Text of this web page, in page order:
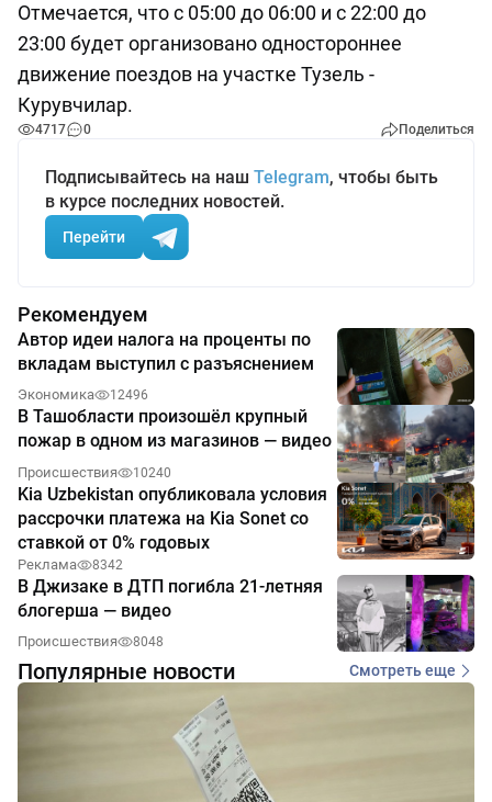
Отмечается, что с 05:00 до 06:00 и с 22:00 до
23:00 будет организовано одностороннее
движение поездов на участке Тузель -
Курувчилар.
4717 0 Поделиться
Подписывайтесь на наш Telegram, чтобы быть
в курсе последних новостей.
Перейти
Рекомендуем
Автор идеи налога на проценты по
вкладам выступил с разъяснением
Экономика 12496
В Ташобласти произошёл крупный
пожар в одном из магазинов — видео
Происшествия 10240
Kia Uzbekistan опубликовала условия
рассрочки платежа на Kia Sonet со
ставкой от 0% годовых
Реклама 8342
В Джизаке в ДТП погибла 21-летняя
блогерша — видео
Происшествия 8048
Популярные новости Смотреть еще